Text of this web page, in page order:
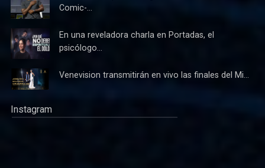
Comic-...
En una reveladora charla en Portadas, el
psicólogo...
Venevision transmitirán en vivo las finales del Mi...
Instagram